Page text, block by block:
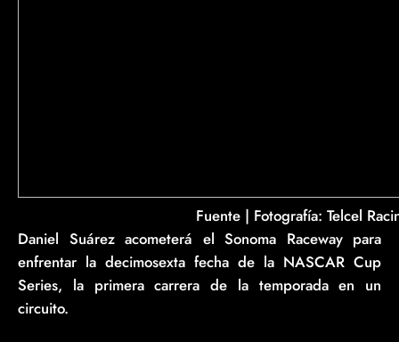
Fuente | Fotografía: Telcel
Daniel Suárez acometerá el Sonoma Raceway para
enfrentar la decimosexta fecha de la NASCAR Cup
Series, la primera carrera de la temporada en un
circuito.